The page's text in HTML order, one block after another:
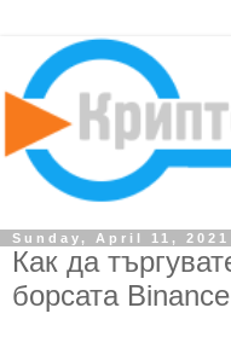
Sunday, April 11, 2021
Как да
борсата Binance